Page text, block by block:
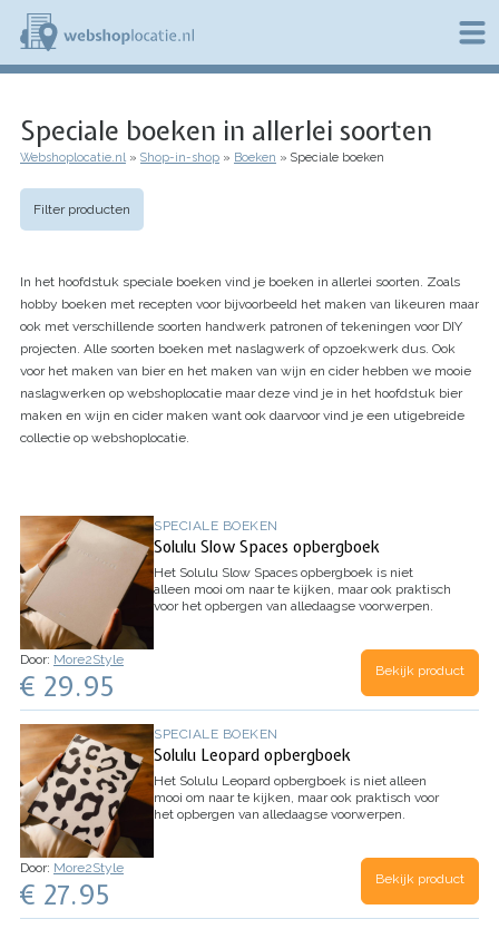
Overslaan
naar
de
b
s
h
a
t
i
l
Speciale boeken in allerlei soorten
Kruimelpad
Webshoplocatie.nl Shop-in-shop Boeken Speciale boeken
Filter producten
In het hoofdstuk speciale boeken vind je boeken in allerlei soorten. Zoals
hobby boeken met recepten voor bijvoorbeeld het maken van likeuren maar
ook met verschillende soorten handwerk patronen of tekeningen voor DIY
projecten. Alle soorten boeken met naslagwerk of opzoekwerk dus. Ook
voor het maken van bier en het maken van wijn en cider hebben we mooie
naslagwerken op webshoplocatie maar deze vind je in het hoofdstuk bier
maken en wijn en cider maken want ook daarvoor vind je een utigebreide
collectie op webshoplocatie.
SPECIALE BOEKEN
Solulu Slow Spaces opbergboek
Het Solulu Slow Spaces opbergboek is niet
alleen mooi om naar te kijken, maar ook praktisch
voor het opbergen van alledaagse voorwerpen.
Door: More2Style
€ 29.95 Bekijk product
SPECIALE BOEKEN
Solulu Leopard opbergboek
Het Solulu Leopard opbergboek is niet alleen
mooi om naar te kijken, maar ook praktisch voor
het opbergen van alledaagse voorwerpen.
Door: More2Style
€ 27.95 Bekijk product